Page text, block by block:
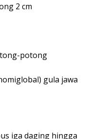
2 cm
potong
gula jawa
iga daging hingga